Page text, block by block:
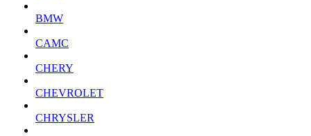
BMW
CAMC
CHERY
CHEVROLET
CHRYSLER